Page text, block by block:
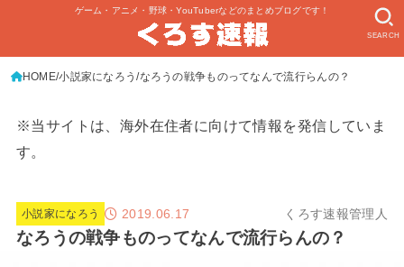
ゲーム・アニメ・野球・YouTuberなどのまとめブログです！
SEARCH
HOME 小説家になろう なろうの戦争ものってなんで流行らんの？
※当サイトは、海外在住者に向けて情報を発信していま
す。
小説家になろう 2019.06.17 くろす速報管理人
なろうの戦争ものってなんで流行らんの？